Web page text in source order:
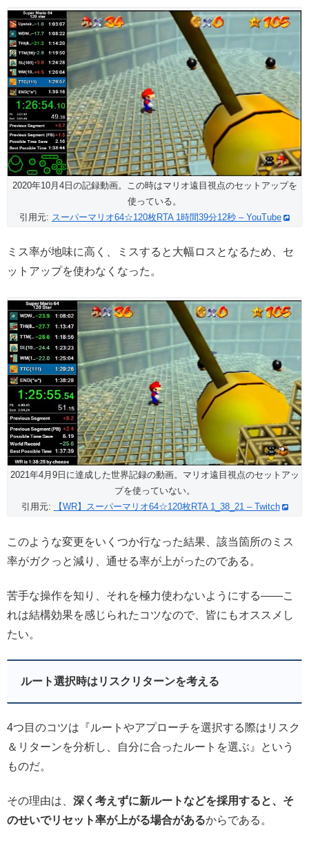
2020年10月4日の記録動画。この時はマリオ遠目視点のセットアップを
使っている。
引用元: スーパーマリオ64☆120枚RTA 1時間39分12秒 – YouTube
ミス率が地味に高く、ミスすると大幅ロスとなるため、セ
ットアップを使わなくなった。
2021年4月9日に達成した世界記録の動画。マリオ遠目視点のセットアッ
プを使っていない。
引用元:
【WR】スーパーマリオ64☆120枚RTA 1_38_21 – Twitch
このような変更をいくつか行なった結果、該当箇所のミス
率がガクっと減り、通せる率が上がったのである。
苦手な操作を知り、それを極力使わないようにする――こ
れは結構効果を感じられたコツなので、皆にもオススメし
たい。
ルート選択時はリスクリターンを考える
4つ目のコツは『ルートやアプローチを選択する際はリスク
＆リターンを分析し、自分に合ったルートを選ぶ』という
ものだ。
その理由は、 深く考えずに新ルートなどを採用すると、そ
のせいでリセット率が上がる場合があるからである。